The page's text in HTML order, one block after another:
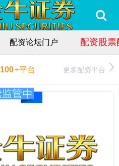
配资论坛门户 配资股
100+平台 更多配资平台